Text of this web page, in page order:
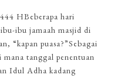
HBeberapa hari
ibu jamaah masjid di
“kapan puasa?”Sebagai
tanggal penentuan
Idul Adha kadang